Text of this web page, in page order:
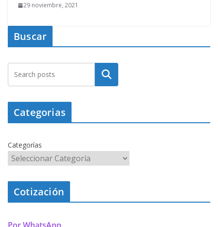
29 noviembre, 2021
Buscar
Buscar
Categorias
Categorías
Cotización